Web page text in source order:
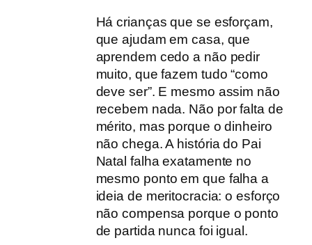
Há crianças que se esforçam,
que ajudam em casa, que
aprendem cedo a não pedir
muito, que fazem tudo “como
deve ser”. E mesmo assim não
recebem nada. Não por falta de
mérito, mas porque o dinheiro
não chega. A história do Pai
Natal falha exatamente no
mesmo ponto em que falha a
ideia de meritocracia: o esforço
não compensa porque o ponto
de partida nunca foi igual.